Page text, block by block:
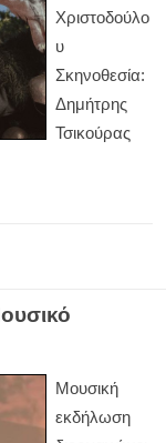
Χριστοδούλο
υ
Σκηνοθεσία:
Δημήτρης
Τσικούρας
Μουσική
εκδήλωση